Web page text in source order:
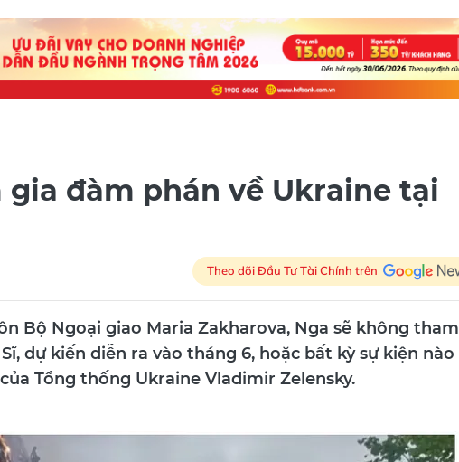
đàm phán về Ukraine tại
Theo dõi Đầu Tư Tài Chính trên
Bộ Ngoại giao Maria Zakharova, Nga sẽ không tham
dự kiến ​​diễn ra vào tháng 6, hoặc bất kỳ sự kiện nào
Tổng thống Ukraine Vladimir Zelensky.